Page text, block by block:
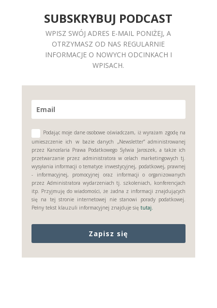
SUBSKRYBUJ PODCAST
WPISZ SWÓJ ADRES E-MAIL PONIŻEJ, A
OTRZYMASZ OD NAS REGULARNIE
INFORMACJE O NOWYCH ODCINKACH I
WPISACH.
Podając moje dane osobowe oświadczam, iż wyrażam zgodę na
umieszczenie ich w bazie danych „Newsletter” administrowanej
przez Kancelaria Prawa Podatkowego Sylwia Jaroszek, a także ich
przetwarzanie przez administratora w celach marketingowych tj.
wysyłania informacji o tematyce inwestycyjnej, podatkowej, prawnej
- informacyjnej, promocyjnej oraz informacji o organizowanych
przez Administratora wydarzeniach tj. szkoleniach, konferencjach
itp. Przyjmuję do wiadomości, że żadna z informacji znajdujących
się na tej stronie internetowej nie stanowi porady podatkowej.
Pełny tekst klauzuli informacyjnej znajduje się tutaj.
Zapisz się